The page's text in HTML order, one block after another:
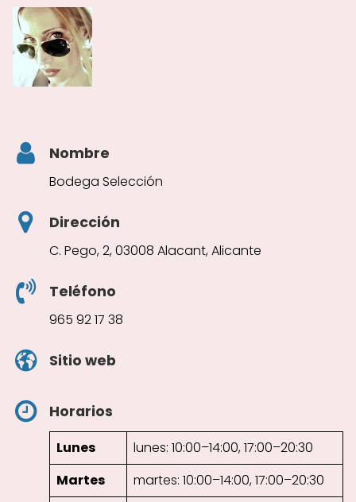
Nombre
Bodega Selección
Dirección
C. Pego, 2, 03008 Alacant, Alicante
Teléfono
965 92 17 38
Sitio web
Horarios
Lunes
lunes: 10:00–14:00, 17:00–20:30
Martes
martes: 10:00–14:00, 17:00–20:30